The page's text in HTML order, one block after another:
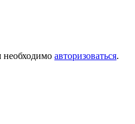
необходимо авторизоваться.